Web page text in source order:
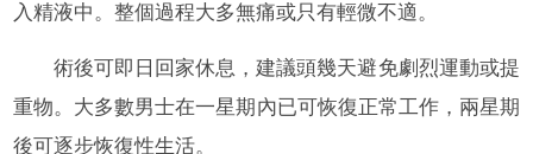
入精液中。整個過程大多無痛或只有輕微不適。
術後可即日回家休息，建議頭幾天避免劇烈運動或提
重物。大多數男士在一星期內已可恢復正常工作，兩星期
後可逐步恢復性生活。